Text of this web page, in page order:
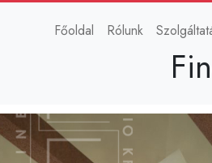
Main navigation
Főoldal Rólunk